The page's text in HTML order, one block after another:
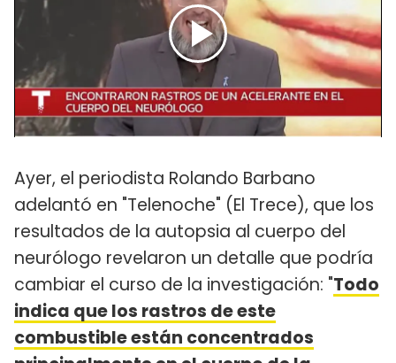
Ayer, el periodista Rolando Barbano
adelantó en "Telenoche" (El Trece), que los
resultados de la autopsia al cuerpo del
neurólogo revelaron un detalle que podría
cambiar el curso de la investigación: "Todo
indica que los rastros de este
combustible están concentrados